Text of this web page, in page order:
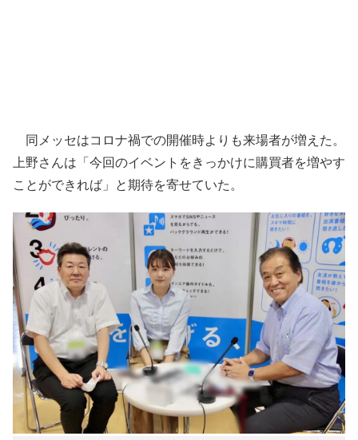
同メッセはコロナ禍での開催時よりも来場者が増えた。
上野さんは「今回のイベントをきっかけに購買者を増やす
ことができれば」と期待を寄せていた。